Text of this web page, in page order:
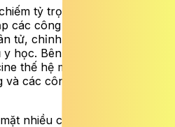
tỷ trọng đáng kể trong
các công nghệ như sinh học
tử, chỉnh sửa gene và công
học. Bên cạnh đó là các
thế hệ mới, protein tái tổ
các công nghệ bào chế
nhiều công nghệ hướng tới